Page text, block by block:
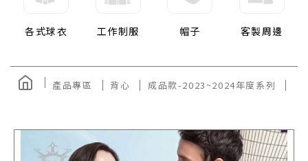
各式球衣 工作制服 帽子 客製周邊
產品專區 背心 成品款-2023~2024年度系列